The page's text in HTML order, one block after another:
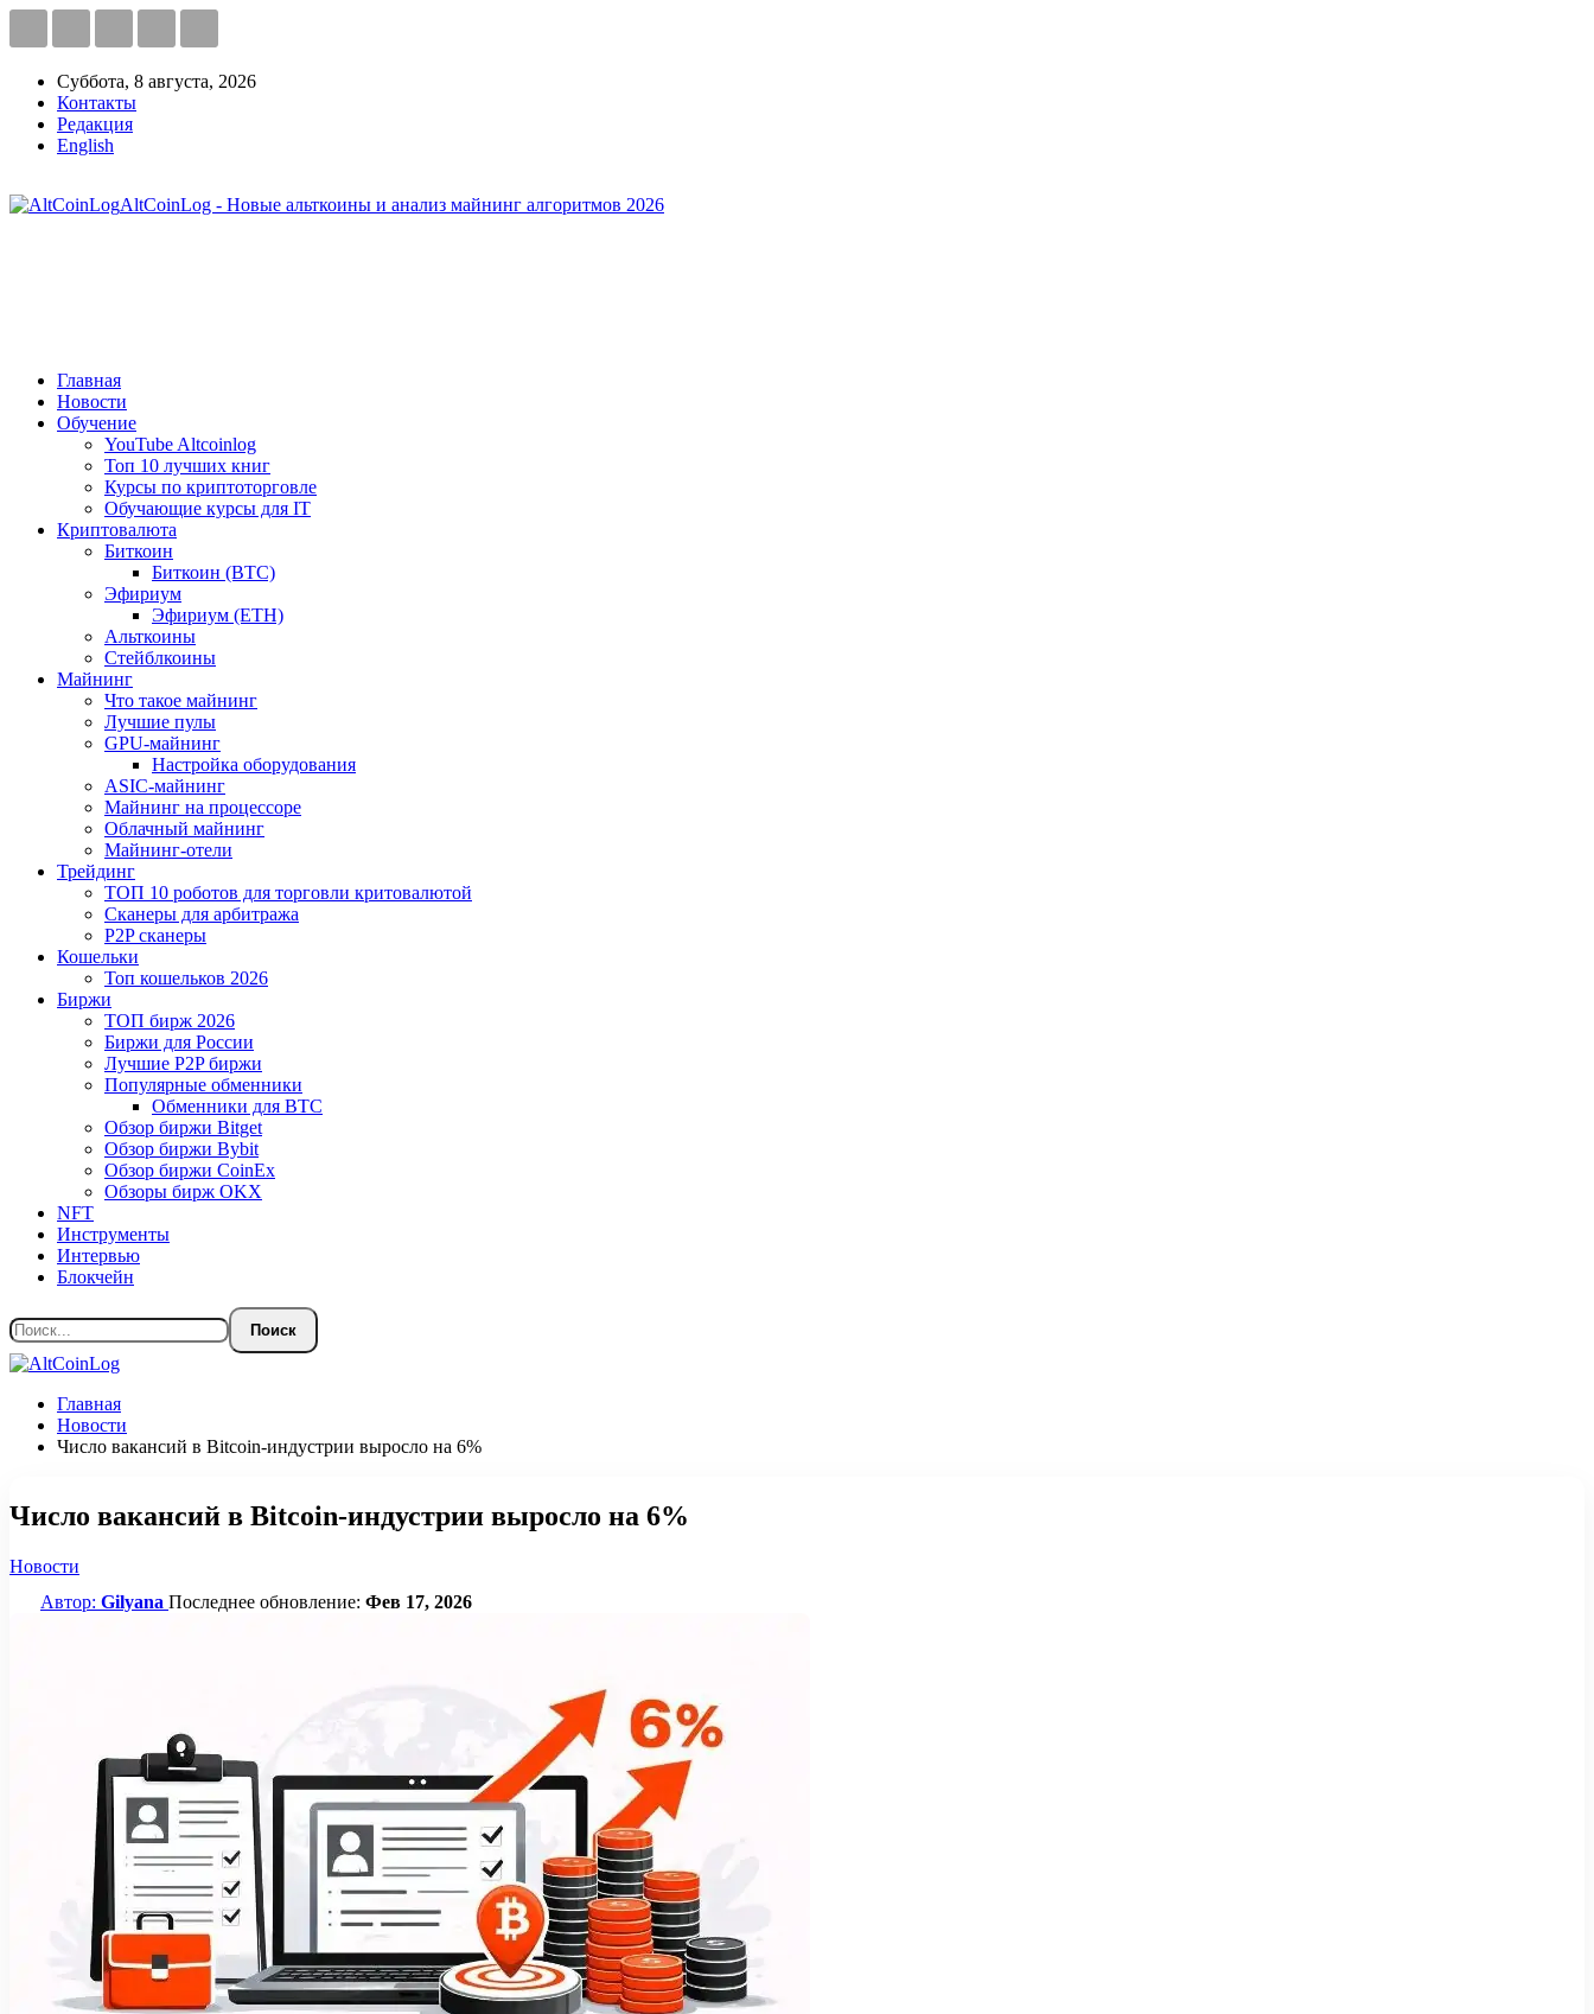
Суббота, 8 августа, 2026
Контакты
Редакция
English
AltCoinLog - Новые альткоины и анализ майнинг алгоритмов 2026
Главная
Новости
Обучение
YouTube Altcoinlog
Топ 10 лучших книг
Курсы по криптоторговле
Обучающие курсы для IT
Криптовалюта
Биткоин
Биткоин (BTC)
Эфириум
Эфириум (ETH)
Альткоины
Стейблкоины
Майнинг
Что такое майнинг
Лучшие пулы
GPU-майнинг
Настройка оборудования
ASIC-майнинг
Майнинг на процессоре
Облачный майнинг
Майнинг-отели
Трейдинг
ТОП 10 роботов для торговли критовалютой
Сканеры для арбитража
P2P сканеры
Кошельки
Топ кошельков 2026
Биржи
ТОП бирж 2026
Биржи для России
Лучшие P2P биржи
Популярные обменники
Обменники для BTC
Обзор биржи Bitget
Обзор биржи Bybit
Обзор биржи CoinEx
Обзоры бирж OKX
NFT
Инструменты
Интервью
Блокчейн
Главная
Новости
Число вакансий в Bitcoin-индустрии выросло на 6%
Число вакансий в Bitcoin-индустрии выросло на 6%
Новости
Автор: Gilyana Последнее обновление: Фев 17, 2026